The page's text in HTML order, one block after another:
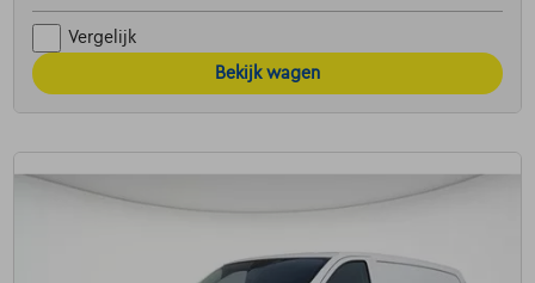
Vergelijk
Bekijk wagen